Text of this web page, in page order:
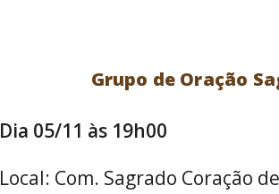
Grupo de Oração
Dia 05/11 às 19h00
Local: Com. Sagrado Coração